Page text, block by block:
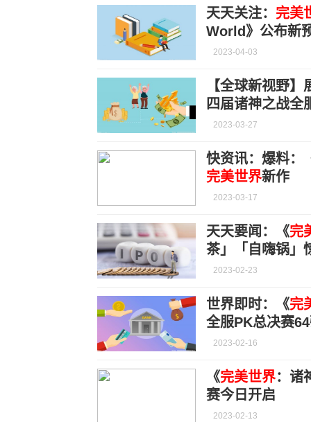
天天关注： 完美
World》公布新
2023-04-03
【全球新视野
四届诸神之战全
2023-03-27
快资讯：爆料：
完美世界新作
2023-03-17
天天要闻：《完
茶」「自嗨锅」
2023-02-23
世界即时：《完
全服PK总决赛
2023-02-16
《完美世界：诸
赛今日开启
2023-02-13